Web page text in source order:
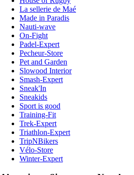
La sellerie de Maé
Made in Paradis
Nauti-wave
On-Fight
Padel-Expert
Pecheur-Store
Pet and Garden
Slowood Interior
Smash-Expert
Sneak'In
Sneakids
Sport is good
Training-Fit
Trek-Expert
Triathlon-Expert
TripNBikers
Vélo-Store
Winter-Expert